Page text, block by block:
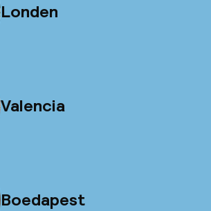
Londen
Valencia
Boedapest